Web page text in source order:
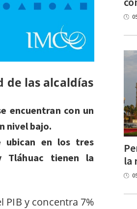
de las alcaldías
encuentran con un
nivel bajo.
ubican en los tres
Tláhuac tienen la
PIB y concentra 7%
la